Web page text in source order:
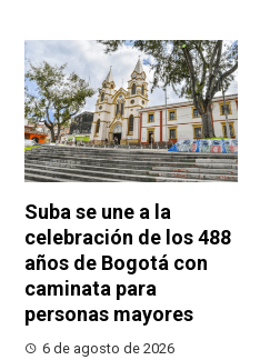
Suba se une a la
celebración de los 488
años de Bogotá con
caminata para
personas mayores
6 de agosto de 2026